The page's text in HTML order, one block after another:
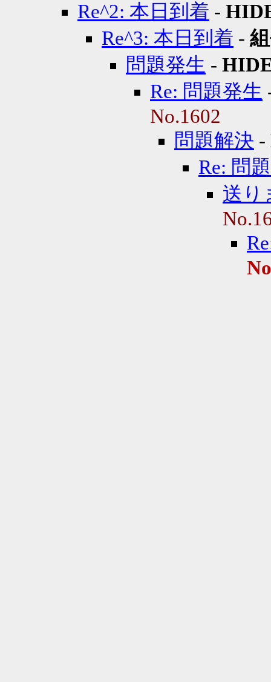
Re^2: 本日到着 -
Re^3: 本日到着 -
問題発生 -
Re: 問題発生
No.1602
問題解決 -
Re: 問
送り